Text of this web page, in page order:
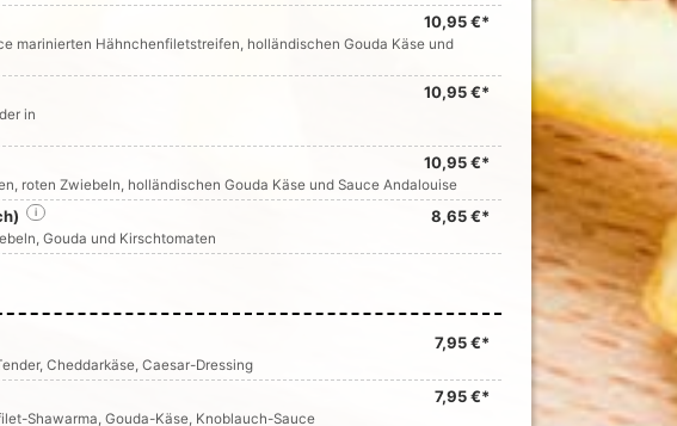
10,95 €*
marinierten Hähnchenfiletstreifen, holländischen Gouda Käse und
10,95 €*
in
10,95 €*
roten Zwiebeln, holländischen Gouda Käse und Sauce Andalouise
8,65 €*
i
Gouda und Kirschtomaten
7,95 €*
Cheddarkäse, Caesar-Dressing
7,95 €*
Shawarma, Gouda-Käse, Knoblauch-Sauce